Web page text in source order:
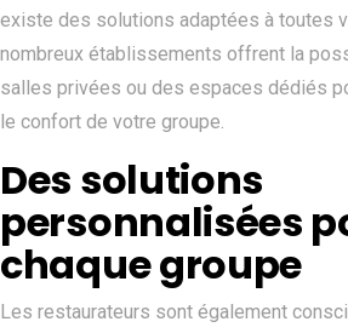
existe des solutions adaptées à toutes
nombreux établissements offrent la
salles privées ou des espaces dédiés
le confort de votre groupe.
Des solutions
personnalisées
chaque groupe
Les restaurateurs sont également